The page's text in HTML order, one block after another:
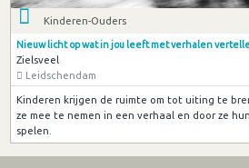
Kinderen-Ouders
Nieuw licht op wat in jou leeft met verhalen
Zielsveel
Leidschendam
Kinderen krijgen de ruimte om tot uiting te
ze mee te nemen in een verhaal en door ze
spelen.